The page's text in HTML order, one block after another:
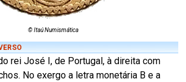
© Itaú Numismática
rei José I, de Portugal, à direita com
No exergo a letra monetária B e a